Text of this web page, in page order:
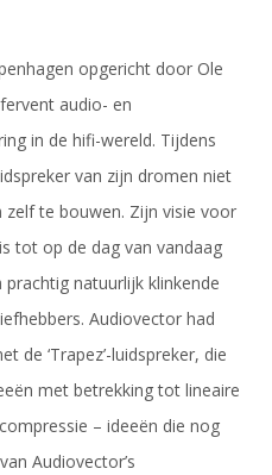
opgericht door Ole
audio- en
in de hifi-wereld. Tijdens
van zijn dromen niet
te bouwen. Zijn visie voor
tot op de dag van vandaag
natuurlijk klinkende
Audiovector had
de ‘Trapez’-luidspreker, die
met betrekking tot lineaire
– ideeën die nog
Audiovector’s